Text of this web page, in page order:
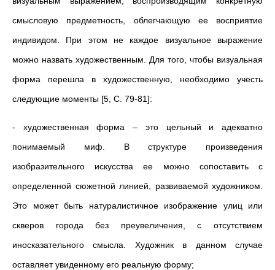
смысловую предметность, облегчающую ее восприятие
индивидом. При этом не каждое визуальное выражение
можно назвать художественным. Для того, чтобы визуальная
форма перешла в художественную, необходимо учесть
следующие моменты [5, С. 79-81]:
- художественная форма – это цельный и адекватно
понимаемый миф. В структуре произведения
изобразительного искусства ее можно сопоставить с
определенной сюжетной линией, развиваемой художником.
Это может быть натуралистичное изображение улиц или
скверов города без преувеличения, с отсутствием
иносказательного смысла. Художник в данном случае
оставляет увиденному его реальную форму;